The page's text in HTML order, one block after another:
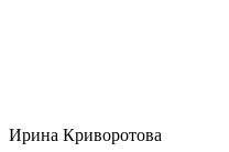
Ирина Криворотова